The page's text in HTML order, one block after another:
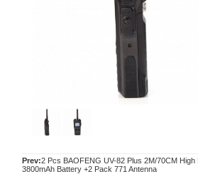
Prev:2 Pcs BAOFENG UV-82 Plus 2M/70CM
3800mAh Battery +2 Pack 771 Antenna